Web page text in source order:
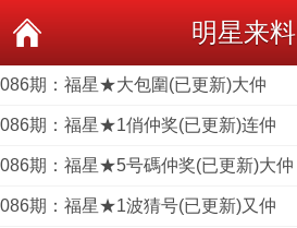
明星来料
086期：福星★大包圍(已更新)大仲
086期：福星★1俏仲奖(已更新)连仲
086期：福星★5号碼仲奖(已更新)大仲
086期：福星★1波猜号(已更新)又仲